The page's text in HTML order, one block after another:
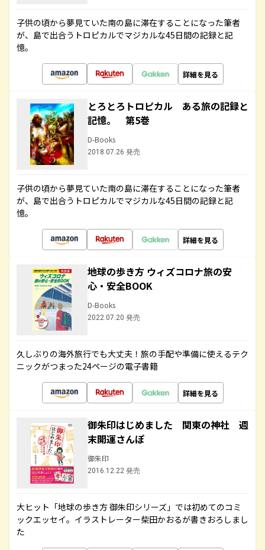
子供の頃から夢見ていた南の島に滞在することになった筆者
が、島で出合うトロピカルでマジカルな45日間の記録と記
憶。
詳細を見る
とろとろトロピカル ある旅の記録と
記憶。 第5巻
D-Books
2018.07.26 発売
子供の頃から夢見ていた南の島に滞在することになった筆者
が、島で出合うトロピカルでマジカルな45日間の記録と記
憶。
詳細を見る
地球の歩き方 ウィズコロナ旅の安
心・安全BOOK
D-Books
2022.07.20 発売
久しぶりの海外旅行でも大丈夫！旅の手配や準備に使えるテク
ニックがつまった24ページの電子書籍
詳細を見る
御朱印はじめました 関東の神社 週
末開運さんぽ
御朱印
2016.12.22 発売
大ヒット「地球の歩き方 御朱印シリーズ」では初めてのコミ
ックエッセイ。イラストレーター柴田かおるが書きおろしまし
た